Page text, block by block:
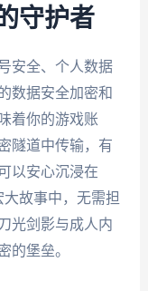
守护者
安全、个人数据
数据安全加密和
着你的游戏账
隧道中传输，有
以安心沉浸在
大故事中，无需担
光剑影与成人内
的堡垒。